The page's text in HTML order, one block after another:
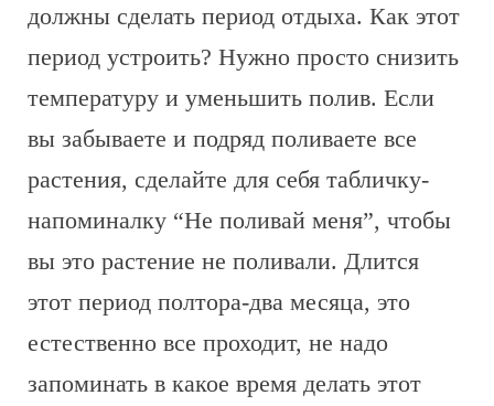
должны сделать период отдыха. Как этот
период устроить? Нужно просто снизить
температуру и уменьшить полив. Если
вы забываете и подряд поливаете все
растения, сделайте для себя табличку-
напоминалку “Не поливай меня”, чтобы
вы это растение не поливали. Длится
этот период полтора-два месяца, это
естественно все проходит, не надо
запоминать в какое время делать этот